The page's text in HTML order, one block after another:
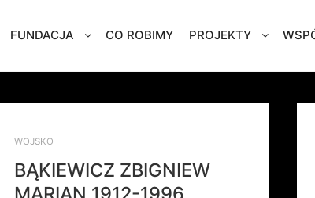
FUNDACJA CO ROBIMY PROJEKTY
WOJSKO
BĄKIEWICZ ZBIGNIEW